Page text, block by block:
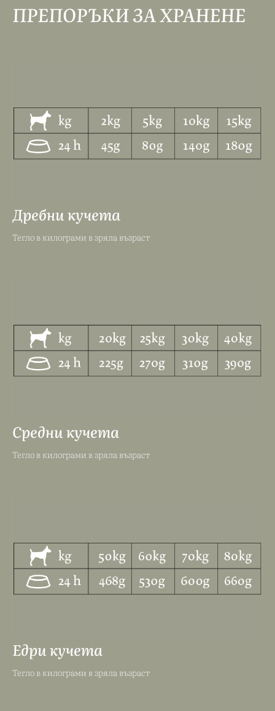
ПРЕПОРЪКИ ЗА ХРАНЕНЕ
Дребни кучета
Тегло в килограми в зряла възраст
Средни кучета
Тегло в килограми в зряла възраст
Едри кучета
Тегло в килограми в зряла възраст